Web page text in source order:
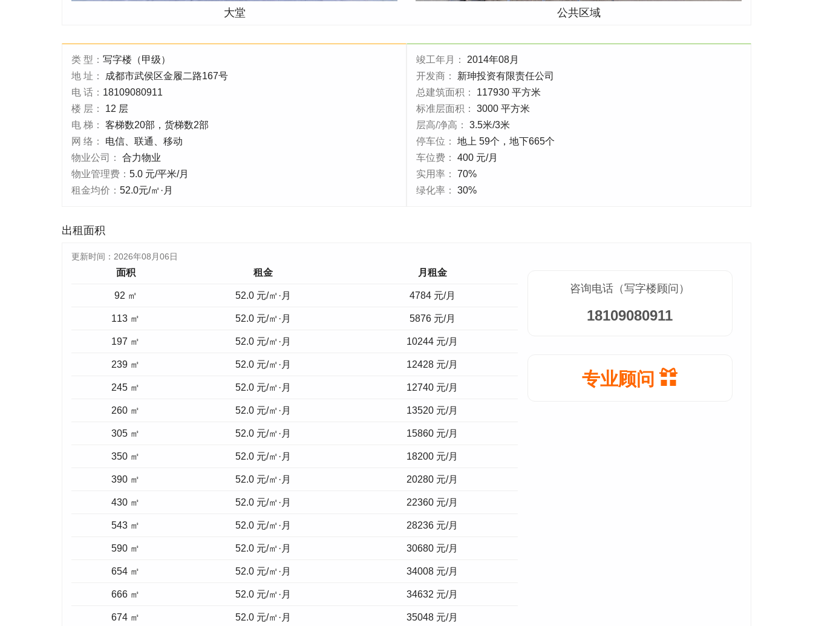
大堂 公共区域
类 型： 写字楼（甲级）
地 址：
成都市武侯区金履二路167号
电 话： 18109080911
楼 层：
12 层
电 梯：
客梯数20部，货梯数2部
网 络：
电信、联通、移动
物业公司：
合力物业
物业管理费： 5.0 元/平米/月
租金均价： 52.0元/㎡·月
竣工年月：
2014年08月
开发商：
新珅投资有限责任公司
总建筑面积：
117930 平方米
标准层面积：
3000 平方米
层高/净高：
3.5米/3米
停车位：
地上 59个，地下665个
车位费：
400 元/月
实用率：
70%
绿化率：
30%
出租面积
更新时间： 2026年08月06日
面积 租金 月租金
92 ㎡ 52.0 元/㎡·月 4784元/月
113 ㎡ 52.0 元/㎡·月 5876元/月
197 ㎡ 52.0 元/㎡·月 10244 元/月
239 ㎡ 52.0 元/㎡·月 12428 元/月
245 ㎡ 52.0 元/㎡·月 12740 元/月
260 ㎡ 52.0 元/㎡·月 13520 元/月
305 ㎡ 52.0 元/㎡·月 15860 元/月
350 ㎡ 52.0 元/㎡·月 18200 元/月
390 ㎡ 52.0 元/㎡·月 20280 元/月
430 ㎡ 52.0 元/㎡·月 22360 元/月
543 ㎡ 52.0 元/㎡·月 28236 元/月
590 ㎡ 52.0 元/㎡·月 30680 元/月
654 ㎡ 52.0 元/㎡·月 34008 元/月
666 ㎡ 52.0 元/㎡·月 34632 元/月
674 ㎡ 52.0 元/㎡·月 35048 元/月
咨询电话（写字楼顾问）
18109080911
专业顾问